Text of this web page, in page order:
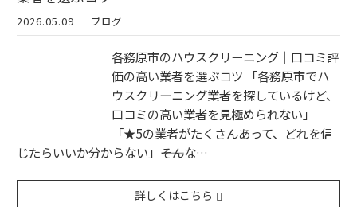
2026.05.09 ブログ
各務原市のハウスクリーニング｜口コミ評
価の高い業者を選ぶコツ 「各務原市でハ
ウスクリーニング業者を探しているけど、
口コミの高い業者を見極められない」
「★5の業者がたくさんあって、どれを信
じたらいいか分からない」――そんな…
詳しくはこちら